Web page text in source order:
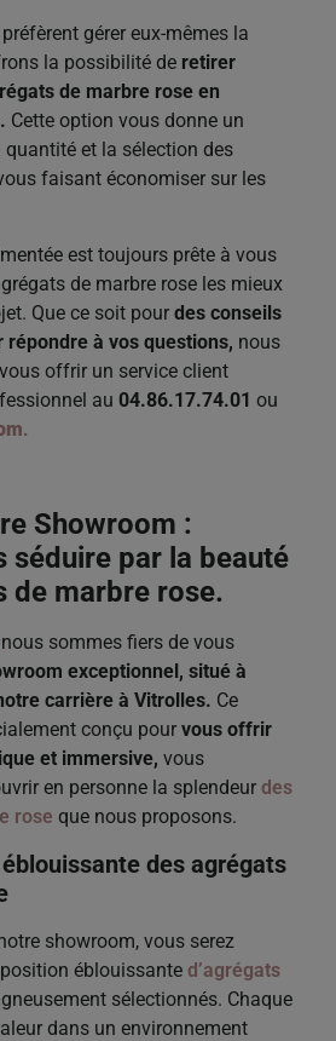
gérer eux-mêmes la
la possibilité de retirer
de marbre rose en
Cette option vous donne un
et la sélection des
faisant économiser sur les
est toujours prête à vous
de marbre rose les mieux
Que ce soit pour des conseils
répondre à vos questions, nous
offrir un service client
au 04.86.17.74.01 ou
.
Showroom :
séduire par la beauté
de marbre rose.
nous sommes fiers de vous
exceptionnel, situé à
carrière à Vitrolles. Ce
conçu pour vous offrir
et immersive, vous
en personne la splendeur des
rose que nous proposons.
des agrégats
showroom, vous serez
éblouissante d’agrégats
sélectionnés. Chaque
dans un environnement